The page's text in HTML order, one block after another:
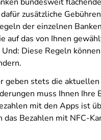
zusätzliche
der einzelnen
auf das von Ihnen
Diese Regeln
geben stets die
muss Ihnen Ihre
mit den Apps ist
das Bezahlen mit NFC-